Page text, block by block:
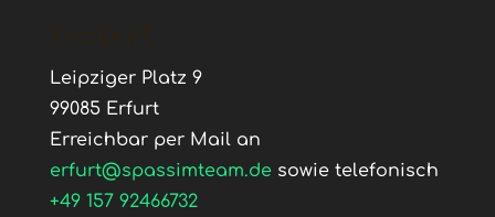
Leipziger Platz 9
99085 Erfurt
Erreichbar per Mail an
erfurt@spassimteam.de sowie telefonisch
+49 157 92466732